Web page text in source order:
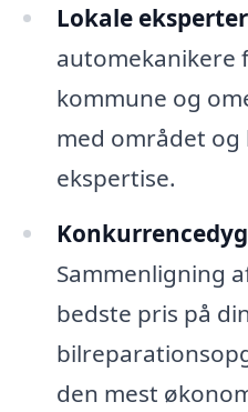
Lokale eksperter
automekanikere
kommune og
med området og
ekspertise.
Sammenligning
bedste pris på
den mest